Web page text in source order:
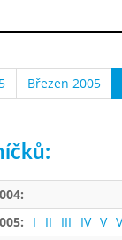
Březen 2005
I II III IV V